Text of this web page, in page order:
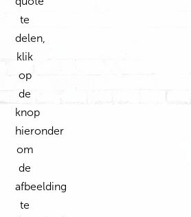
te
delen,
klik
op
de
knop
hieronder
om
de
afbeelding
te